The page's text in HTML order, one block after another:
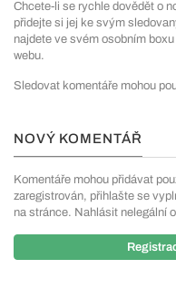
Chcete-li se rychle dovědět o
přidejte si jej ke svým
najdete ve svém osobním
webu.
Sledovat komentáře mohou
NOVÝ KOMENTÁŘ
Komentáře mohou přidávat
zaregistrován, přihlašte se
na stránce. Nahlásit nelegální